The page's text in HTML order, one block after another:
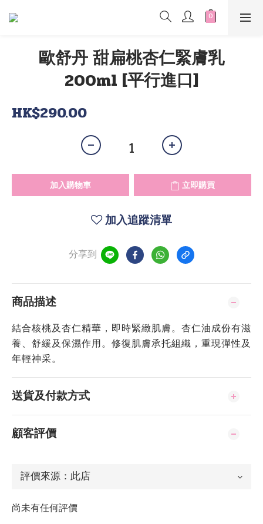
歐舒丹 甜扁桃杏仁緊膚乳
200ml [平行進口]
HK$290.00
加入購物車 立即購買
加入追蹤清單
分享到
商品描述
結合核桃及杏仁精華，即時緊緻肌膚。杏仁油成份有滋
養、舒緩及保濕作用。修復肌膚承托組織，重現彈性及
年輕神采。
送貨及付款方式
顧客評價
尚未有任何評價